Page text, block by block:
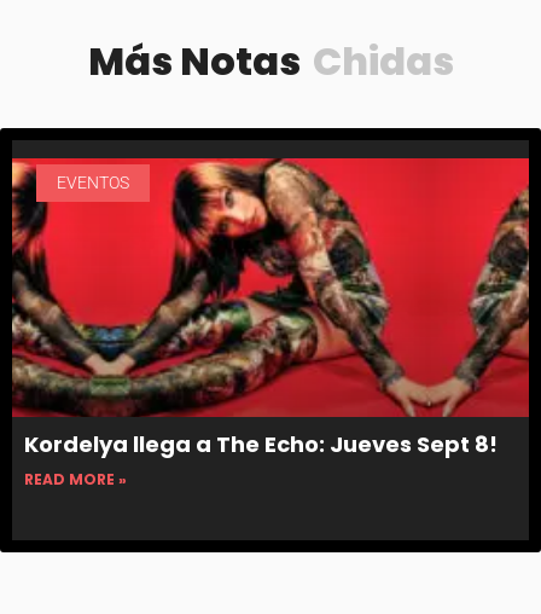
Más Notas Chidas
EVENTOS
Kordelya llega a The Echo: Jueves Sept 8!
READ MORE »